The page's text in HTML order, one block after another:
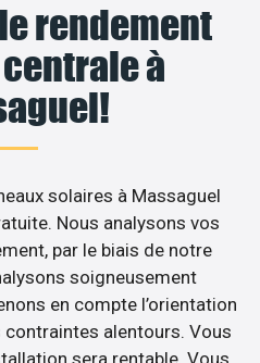
rendement
à
solaires à Massaguel
Nous analysons vos
par le biais de notre
soigneusement
en compte l’orientation
alentours. Vous